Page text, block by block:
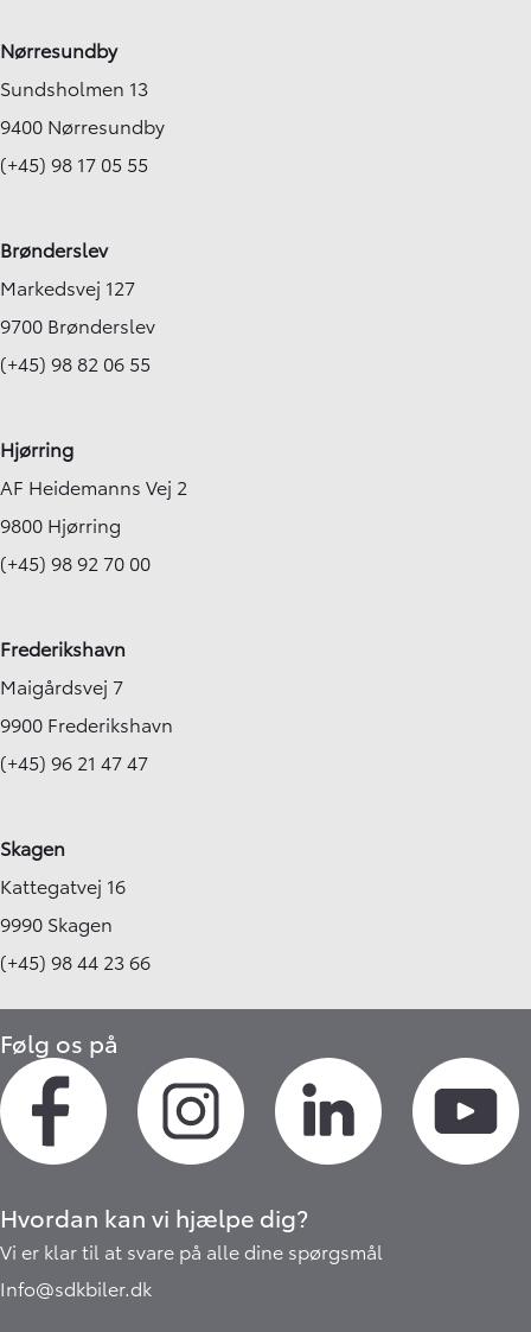
Nørresundby
Sundsholmen 13
9400 Nørresundby
(+45) 98 17 05 55
Brønderslev
Markedsvej 127
9700 Brønderslev
(+45) 98 82 06 55
Hjørring
AF Heidemanns Vej 2
9800 Hjørring
(+45) 98 92 70 00
Frederikshavn
Maigårdsvej 7
9900 Frederikshavn
(+45) 96 21 47 47
Skagen
Kattegatvej 16
9990 Skagen
(+45) 98 44 23 66
Følg os på
Hvordan kan vi hjælpe dig?
Vi er klar til at svare på alle dine spørgsmål
Info@sdkbiler.dk